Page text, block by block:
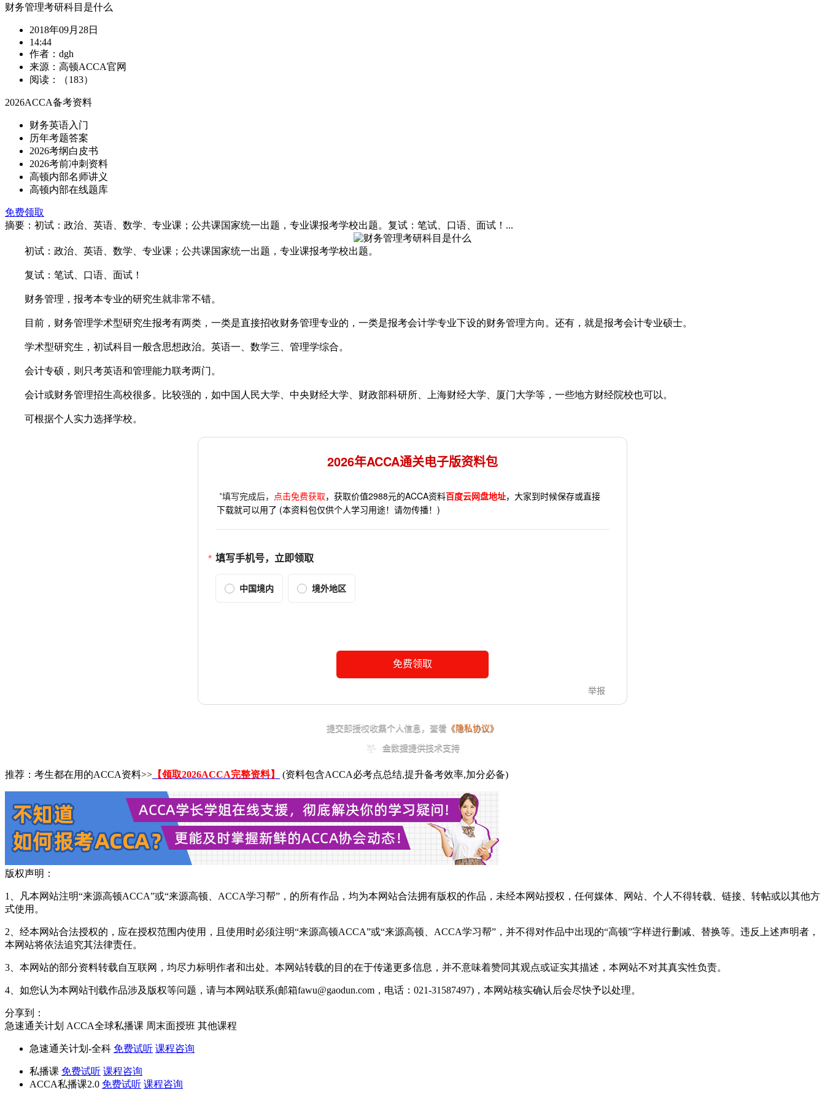
财务管理考研科目是什么
2018年09月28日
14:44
作者：dgh
来源：高顿ACCA官网
阅读：（183）
2026ACCA备考资料
财务英语入门
历年考题答案
2026考纲白皮书
2026考前冲刺资料
高顿内部名师讲义
高顿内部在线题库
免费领取
摘要：初试：政治、英语、数学、专业课；公共课国家统一出题，专业课报考学校出题。复试：笔试、口语、面试！...
初试：政治、英语、数学、专业课；公共课国家统一出题，专业课报考学校出题。
复试：笔试、口语、面试！
财务管理，报考本专业的研究生就非常不错。
目前，财务管理学术型研究生报考有两类，一类是直接招收财务管理专业的，一类是报考会计学专业下设的财务管理方向。还有，就是报考会计专业硕士。
学术型研究生，初试科目一般含思想政治。英语一、数学三、管理学综合。
会计专硕，则只考英语和管理能力联考两门。
会计或财务管理招生高校很多。比较强的，如中国人民大学、中央财经大学、财政部科研所、上海财经大学、厦门大学等，一些地方财经院校也可以。
可根据个人实力选择学校。
推荐：考生都在用的ACCA资料>> 【领取2026ACCA完整资料】 (资料包含ACCA必考点总结,提升备考效率,加分必备)
版权声明：
1、凡本网站注明“来源高顿ACCA”或“来源高顿、ACCA学习帮”，的所有作品，均为本网站合法拥有版权的作品，未经本网站授权，任何媒体、网站、个人不得转载、链接、转帖或以其他方
式使用。
2、经本网站合法授权的，应在授权范围内使用，且使用时必须注明“来源高顿ACCA”或“来源高顿、ACCA学习帮”，并不得对作品中出现的“高顿”字样进行删减、替换等。违反上述声明者，
本网站将依法追究其法律责任。
3、本网站的部分资料转载自互联网，均尽力标明作者和出处。本网站转载的目的在于传递更多信息，并不意味着赞同其观点或证实其描述，本网站不对其真实性负责。
4、如您认为本网站刊载作品涉及版权等问题，请与本网站联系(邮箱fawu@gaodun.com，电话：021-31587497)，本网站核实确认后会尽快予以处理。
分享到：
急速通关计划 ACCA全球私播课 周末面授班 其他课程
急速通关计划-全科 免费试听 课程咨询
私播课 免费试听 课程咨询
ACCA私播课2.0 免费试听 课程咨询